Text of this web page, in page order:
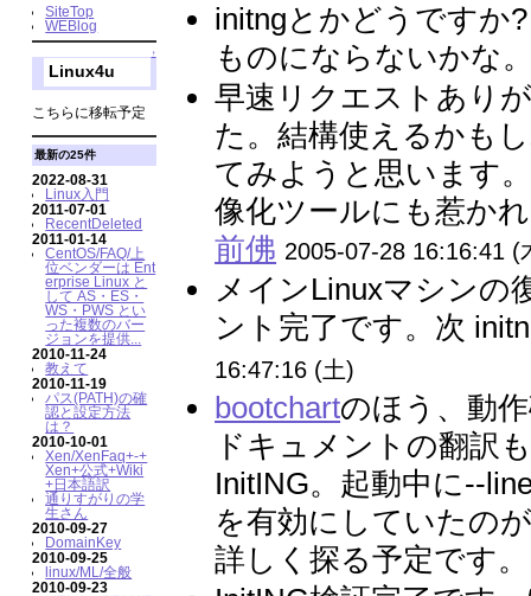
SiteTop
WEBlog
↑
Linux4u
こちらに移転予定
最新の25件
2022-08-31
Linux入門
2011-07-01
RecentDeleted
2011-01-14
CentOS/FAQ/上
位ベンダーは Ent
erprise Linux と
して AS・ES・
WS・PWS とい
った複数のバー
ジョンを提供...
2010-11-24
教えて
2010-11-19
パス(PATH)の確
認と設定方法
は？
2010-10-01
Xen/XenFaq+-+
Xen+公式+Wiki
+日本語訳
通りすがりの学
生さん
2010-09-27
DomainKey
2010-09-25
linux/ML/全般
2010-09-23
initngとかどうですか
ものにならないかな
早速リクエストあり
た。結構使えるかも
てみようと思います
像化ツールにも惹か
前佛 2005-07-28 16:16:41 (
メインLinuxマシンの
ント完了です。次
16:47:16 (土)
bootchartのほう、動
ドキュメントの翻訳
InitING。起動中に--
を有効にしていたの
詳しく探る予定です